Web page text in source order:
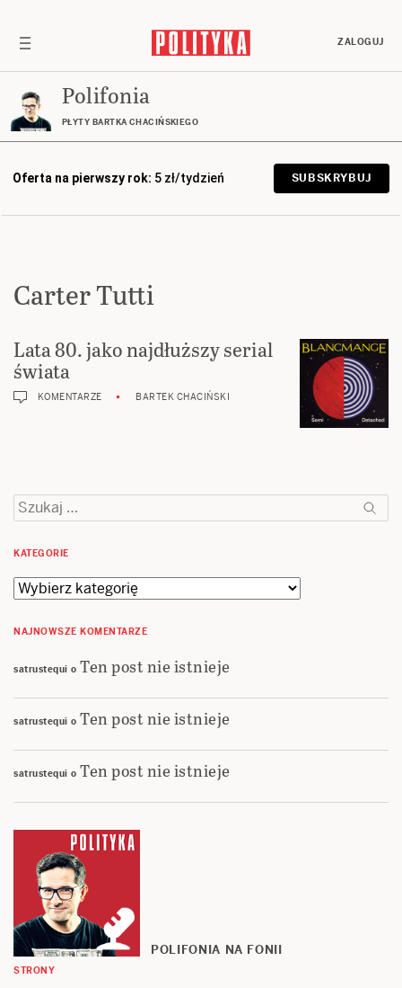
ZALOGUJ
Polifonia
PŁYTY BARTKA CHACIŃSKIEGO
Oferta na pierwszy rok: 5 zł/tydzień SUBSKRYBUJ
Carter Tutti
Lata 80. jako najdłuższy serial
świata
KOMENTARZE BARTEK CHACIŃSKI
Szukaj:
KATEGORIE
Kategorie
NAJNOWSZE KOMENTARZE
satrustequi o Ten post nie istnieje
satrustequi o Ten post nie istnieje
satrustequi o Ten post nie istnieje
POLIFONIA NA FONII
STRONY